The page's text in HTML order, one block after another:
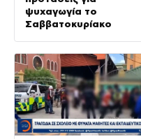
ψυχαγωγία το
Σαββατοκυρίακο